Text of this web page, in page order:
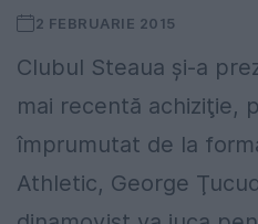
2 FEBRUARIE 2015
Clubul Steaua şi-a
mai recentă achiziţie,
împrumutat de la
Athletic, George